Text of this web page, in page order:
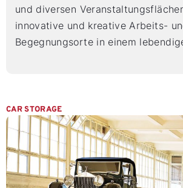
und diversen
innovative und kreative Arbeits-
Begegnungsorte in einem
CAR STORAGE